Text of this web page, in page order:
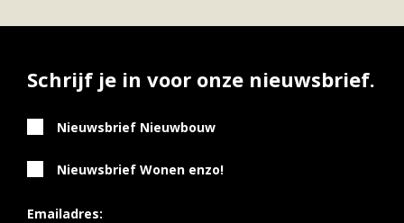
Schrijf je in voor onze nieuwsbrief.
Nieuwsbrief Nieuwbouw
Nieuwsbrief Wonen enzo!
Emailadres: